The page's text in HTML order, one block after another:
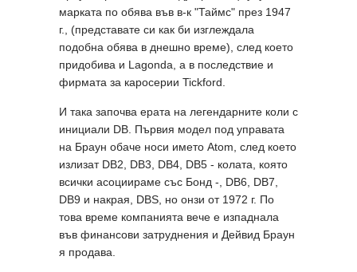
марката по обява във в-к "Таймс" през 1947
г., (представате си как би изглеждала
подобна обява в днешно време), след което
придобива и Lagonda, a в последствие и
фирмата за каросерии Tickford.
И така започва ерата на легендарните коли с
инициали DB. Първия модел под управата
на Браун обаче носи името Atom, след което
излизат DB2, DB3, DB4, DB5 - колата, която
всички асоциираме със Бонд -, DB6, DB7,
DB9 и накрая, DBS, но онзи от 1972 г. По
това време компанията вече е изпаднала
във финансови затруднения и Дейвид Браун
я продава.